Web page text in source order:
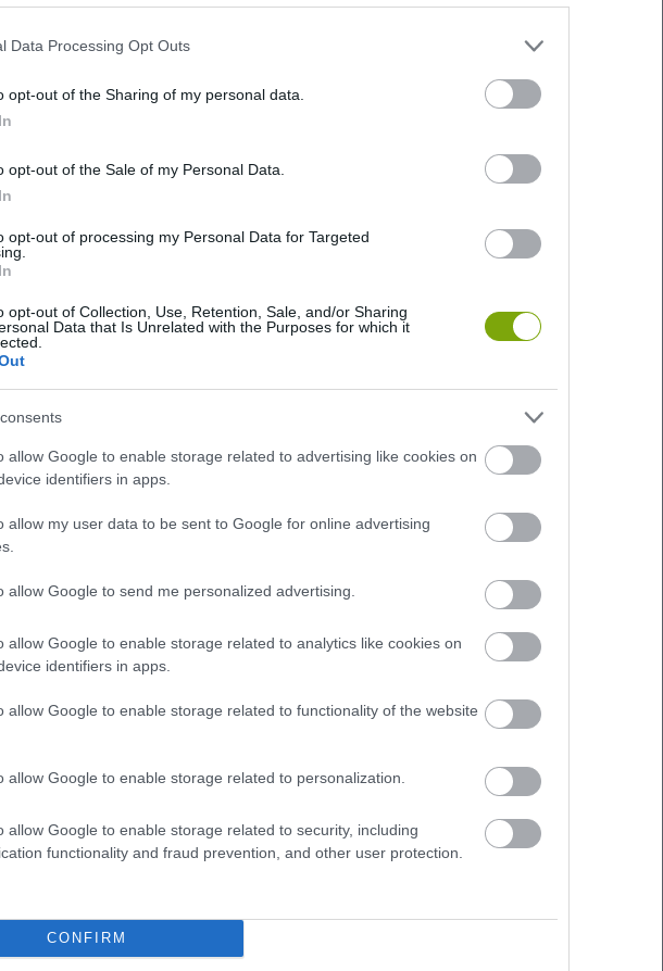
Data Processing Opt Outs
opt-out of the Sharing of my personal data.
opt-out of the Sale of my Personal Data.
opt-out of processing my Personal Data for Targeted
opt-out of Collection, Use, Retention, Sale, and/or Sharing
Data that Is Unrelated with the Purposes for which it
allow Google to enable storage related to advertising like cookies on
identifiers in apps.
allow my user data to be sent to Google for online advertising
allow Google to send me personalized advertising.
allow Google to enable storage related to analytics like cookies on
identifiers in apps.
allow Google to enable storage related to functionality of the website
allow Google to enable storage related to personalization.
allow Google to enable storage related to security, including
functionality and fraud prevention, and other user protection.
CONFIRM
pont úgy fest, mintha mozdulat közben megfagyott